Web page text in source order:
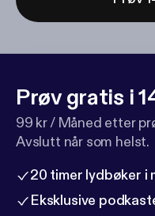
Prøv gratis i
99 kr / Måned etter
Avslutt når som helst.
20 timer lydbøker i
Eksklusive